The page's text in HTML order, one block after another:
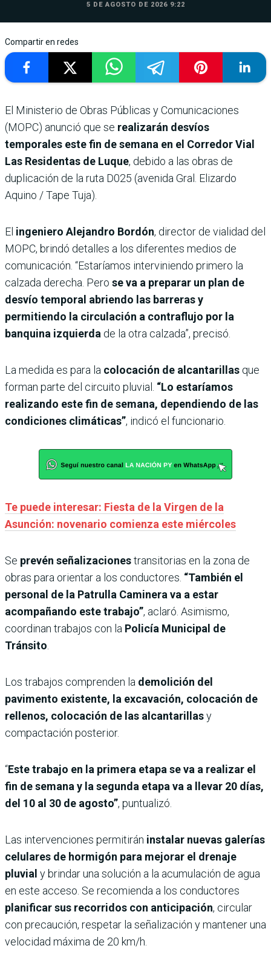
5 DE AGOSTO DE 2026 9:22
Compartir en redes
El Ministerio de Obras Públicas y Comunicaciones
(MOPC) anunció que se realizarán desvíos
temporales este fin de semana en el Corredor Vial
Las Residentas de Luque, debido a las obras de
duplicación de la ruta D025 (avenida Gral. Elizardo
Aquino / Tape Tuja).
El ingeniero Alejandro Bordón, director de vialidad del
MOPC, brindó detalles a los diferentes medios de
comunicación. “Estaríamos interviniendo primero la
calzada derecha. Pero se va a preparar un plan de
desvío temporal abriendo las barreras y
permitiendo la circulación a contraflujo por la
banquina izquierda de la otra calzada”, precisó.
La medida es para la colocación de alcantarillas que
forman parte del circuito pluvial. “Lo estaríamos
realizando este fin de semana, dependiendo de las
condiciones climáticas”, indicó el funcionario.
Te puede interesar: Fiesta de la Virgen de la
Asunción: novenario comienza este miércoles
Se prevén señalizacionestransitorias en la zona de
obras para orientar a los conductores. “También el
personal de la Patrulla Caminera va a estar
acompañando este trabajo”, aclaró. Asimismo,
coordinan trabajos con la Policía Municipal de
Tránsito
Los trabajos comprenden la demolición del
pavimento existente, la excavación, colocación de
rellenos, colocación de las alcantarillasy
compactación posterior.
“Este trabajo en la primera etapa se va a realizar el
fin de semana y la segunda etapa va a llevar 20 días,
del 10 al 30 de agosto”, puntualizó.
Las intervenciones permitirán instalar nuevas galerías
celulares de hormigón para mejorar el drenaje
pluvial y brindar una solución a la acumulación de agua
en este acceso. Se recomienda a los conductores
planificar sus recorridos con anticipación, circular
con precaución, respetar la señalización y mantener una
velocidad máxima de 20 km/h.